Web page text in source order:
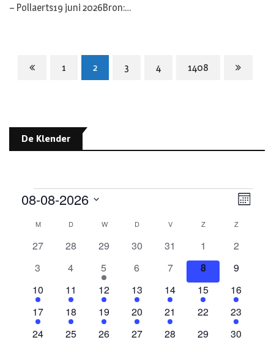
– Pollaerts19 juni 2026Bron:…
1 2 3 4 1408
De Klender